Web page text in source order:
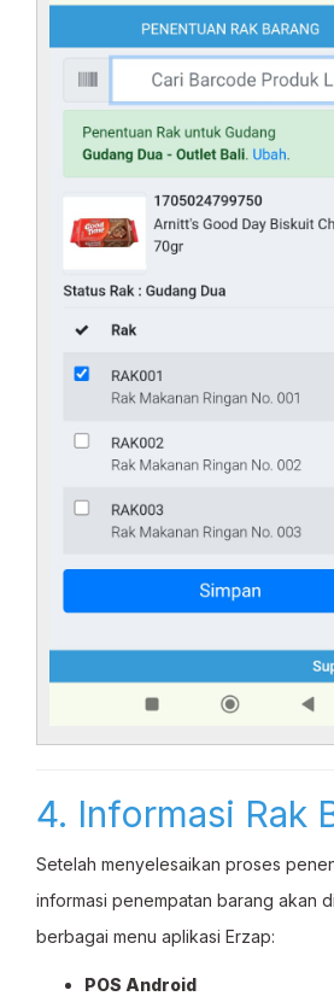
4. Informasi Rak
Setelah menyelesaikan proses
informasi penempatan barang akan
berbagai menu aplikasi Erzap:
POS Android